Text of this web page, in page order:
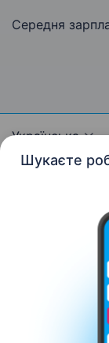
Шукаєте
Середня
Українська
Новини Work.ua